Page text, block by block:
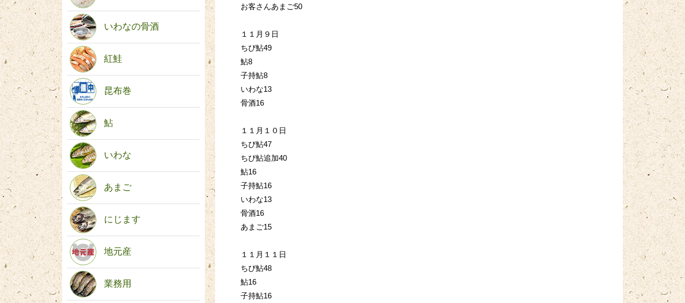
お客さんあまご50
１１月９日
ちび鮎49
鮎8
子持鮎8
いわな13
骨酒16
１１月１０日
ちび鮎47
ちび鮎追加40
鮎16
子持鮎16
いわな13
骨酒16
あまご15
１１月１１日
ちび鮎48
鮎16
子持鮎16
いわなの骨酒
紅鮭
昆布巻
鮎
いわな
あまご
にじます
地元産
業務用